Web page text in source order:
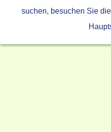
suchen, besuchen Sie die